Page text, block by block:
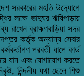
সরকারের মহতি উদ্যোগে
লক্ষে ভাদুঘর ঋষিপাড়ায়
ব্রাহ্মণবাড়িয়া সদর
কর্তৃক অন্যান্য সেবার
পরবর্তী ধাপে কার্ড
যান এবং যোগাযোগ করতে
নিন্দনীয় যথা ছেলে শিশু